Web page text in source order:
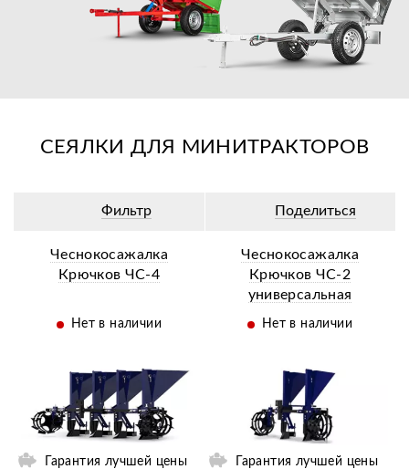
СЕЯЛКИ ДЛЯ МИНИТРАКТОРОВ
Фильтр Поделиться
Чеснокосажалка
Крючков ЧС-4
Нет в наличии
Гарантия лучшей цены
Чеснокосажалка
Крючков ЧС-2
универсальная
Нет в наличии
Ещё 7 фотографий
Гарантия лучшей цены